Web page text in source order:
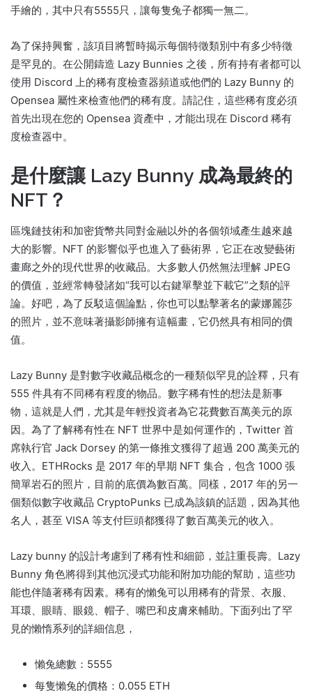
手繪的，其中只有5555只，讓每隻兔子都獨一無二。
為了保持興奮，該項目將暫時揭示每個特徵類別中有多少特徵
是罕見的。 在公開鑄造 Lazy Bunnies 之後，所有持有者都可以
使用 Discord 上的稀有度檢查器頻道或他們的 Lazy Bunny 的
Opensea 屬性來檢查他們的稀有度。 請記住，這些稀有度必須
首先出現在您的 Opensea 資產中，才能出現在 Discord 稀有
度檢查器中。
是什麼讓 Lazy Bunny 成為最終的
NFT？
區塊鏈技術和加密貨幣共同對金融以外的各個領域產生越來越
大的影響。 NFT 的影響似乎也進入了藝術界，它正在改變藝術
畫廊之外的現代世界的收藏品。 大多數人仍然無法理解 JPEG
的價值，並經常轉發諸如“我可以右鍵單擊並下載它”之類的評
論。 好吧，為了反駁這個論點，你也可以點擊著名的蒙娜麗莎
的照片，並不意味著攝影師擁有這幅畫，它仍然具有相同的價
值。
Lazy Bunny 是對數字收藏品概念的一種類似罕見的詮釋，只有
555 件具有不同稀有程度的物品。 數字稀有性的想法是新事
物，這就是人們，尤其是年輕投資者為它花費數百萬美元的原
因。 為了了解稀有性在 NFT 世界中是如何運作的，Twitter 首
席執行官 Jack Dorsey 的第一條推文獲得了超過 200 萬美元的
收入。 ETHRocks 是 2017 年的早期 NFT 集合，包含 1000 張
簡單岩石的照片，目前的底價為數百萬。 同樣，2017 年的另一
個類似數字收藏品 CryptoPunks 已成為該鎮的話題，因為其他
名人，甚至 VISA 等支付巨頭都獲得了數百萬美元的收入。
Lazy bunny 的設計考慮到了稀有性和細節，並註重長壽。 Lazy
Bunny 角色將得到其他沉浸式功能和附加功能的幫助，這些功
能也伴隨著稀有因素。 稀有的懶兔可以用稀有的背景、衣服、
耳環、眼睛、眼鏡、帽子、嘴巴和皮膚來輔助。 下面列出了罕
見的懶惰系列的詳細信息，
懶兔總數：5555
每隻懶兔的價格：0.055 ETH